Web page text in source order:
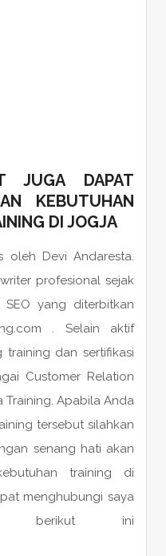
JUGA DAPAT
KEBUTUHAN
DI JOGJA
oleh Devi Andaresta.
profesional sejak
yang diterbitkan
. Selain aktif
training dan sertifikasi
Customer Relation
Training. Apabila Anda
tersebut silahkan
senang hati akan
training di
menghubungi saya
berikut ini